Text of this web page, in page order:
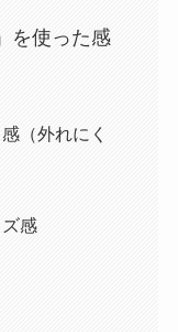
を使った感
（外れにく
感